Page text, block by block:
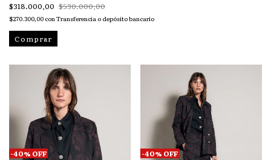
$318.000,00 $530.000,00
$270.300,00 conTransferencia o depósito bancario
Comprar
-40% OFF -40% OFF